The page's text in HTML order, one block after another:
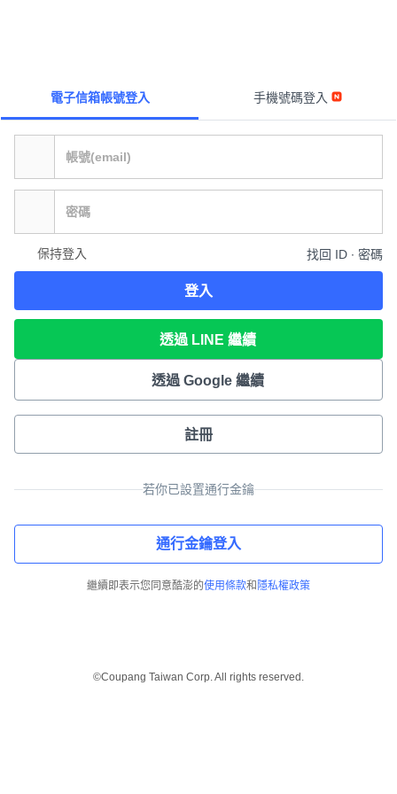
電子信箱帳號登入 手機號碼登入
保持登入 找回 ID ∙ 密碼
登入
透過 LINE 繼續
透過 Google 繼續
註冊
若你已設置通行金鑰
通行金鑰登入
繼續即表示您同意酷澎的使用條款和 隱私權政策
©Coupang Taiwan Corp. All rights reserved.